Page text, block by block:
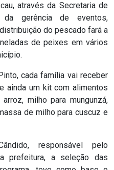
através da Secretaria de
da gerência de eventos,
do pescado fará a
de peixes em vários
cada família vai receber
ainda um kit com alimentos
milho para mungunzá,
de milho para cuscuz e
responsável pelo
prefeitura, a seleção das